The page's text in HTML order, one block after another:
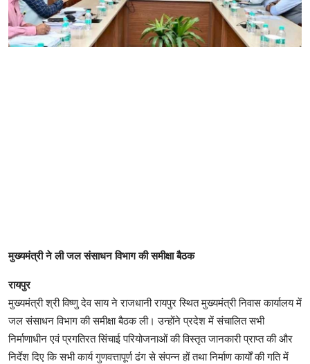
मुख्यमंत्री ने ली जल संसाधन विभाग की समीक्षा बैठक
रायपुर
मुख्यमंत्री श्री विष्णु देव साय ने राजधानी रायपुर स्थित मुख्यमंत्री निवास कार्यालय में
जल संसाधन विभाग की समीक्षा बैठक ली। उन्होंने प्रदेश में संचालित सभी
निर्माणाधीन एवं प्रगतिरत सिंचाई परियोजनाओं की विस्तृत जानकारी प्राप्त की और
निर्देश दिए कि सभी कार्य गुणवत्तापूर्ण ढंग से संपन्न हों तथा निर्माण कार्यों की गति में